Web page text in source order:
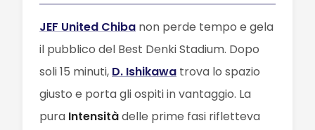
JEF United Chiba non perde tempo e gela
il pubblico del Best Denki Stadium. Dopo
soli 15 minuti, D. Ishikawa trova lo spazio
giusto e porta gli ospiti in vantaggio. La
pura Intensitàdelle prime fasi rifletteva